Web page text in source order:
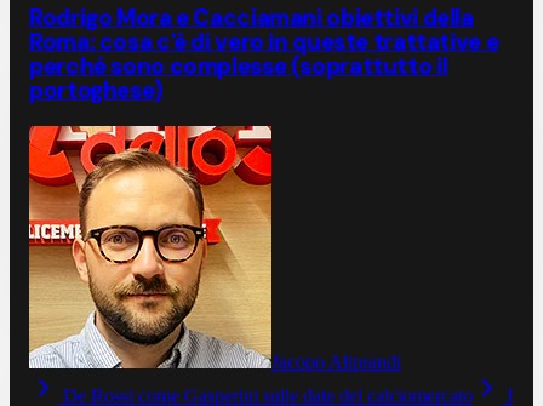
Rodrigo Mora e Cacciamani obiettivi della
Roma: cosa c'è di vero in queste trattative e
perché sono complesse (soprattutto il
portoghese)
Jacopo Aliprandi
De Rossi come Gasperini sulle date del calciomercato
I